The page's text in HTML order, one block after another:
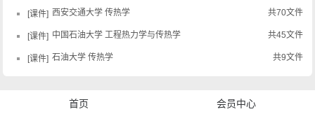
课件 西安交通大学 传热学 共70文件
课件 中国石油大学 工程热力学与传热学 共45文件
课件 石油大学 传热学 共9文件
首页 会员中心